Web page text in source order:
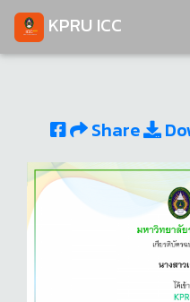
KPRU ICC
Share